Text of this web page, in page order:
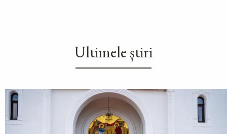
Ultimele știri